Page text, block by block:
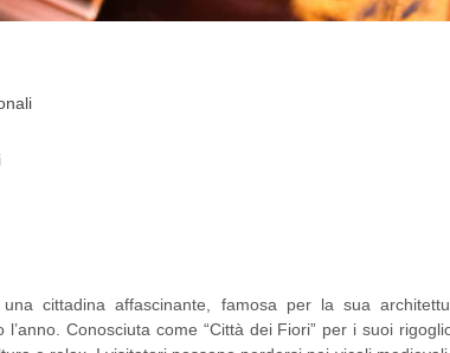
cittadina affascinante, famosa per la sua
Conosciuta come “Città dei Fiori” per i suoi